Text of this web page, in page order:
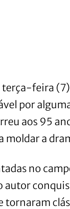
feira
por
aos 95
moldar a
no
autor
tornaram